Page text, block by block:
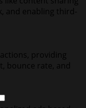
and enabling third-
providing
bounce rate, and